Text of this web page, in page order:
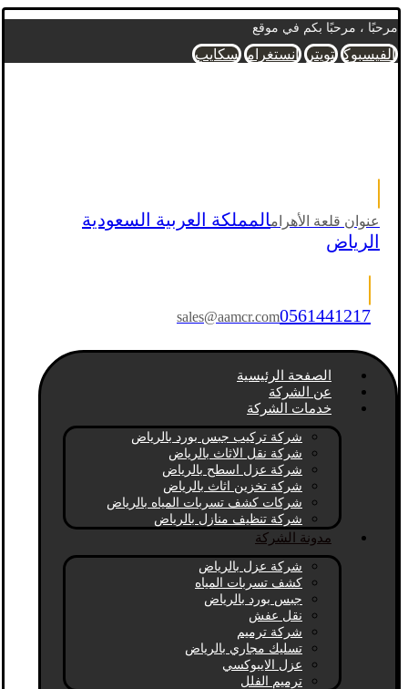
مرحبًا ، مرحبًا بكم في موقع
الفيسبوك تويتر انستغرام سكايب
عنوان قلعة الأهرامالمملكة العربية السعودية
الرياض
sales@aamcr.com0561441217
الصفحة الرئيسية
عن الشركة
خدمات الشركة
شركة تركيب جبس بورد بالرياض
شركة نقل الاثاث بالرياض
شركة عزل اسطح بالرياض
شركة تخزين اثاث بالرياض
شركات كشف تسربات المياه بالرياض
شركة تنظيف منازل بالرياض
مدونة الشركة
شركة عزل بالرياض
كشف تسربات المياه
جبس بورد بالرياض
نقل عفش
شركة ترميم
تسليك مجاري بالرياض
عزل الايبوكسي
ترميم الفلل